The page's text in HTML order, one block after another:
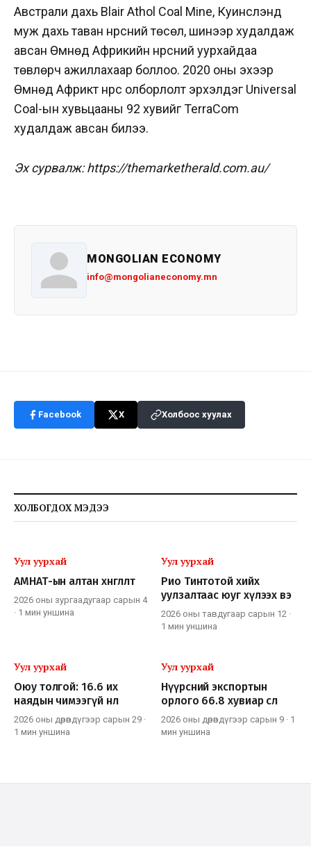
Австрали дахь Blair Athol Coal Mine, Куинслэнд
муж дахь таван нүүрсний төсөл, шинээр худалдаж
авсан Өмнөд Африкийн нүүрсний уурхайдаа
төвлөрч ажиллахаар боллоо. 2020 оны эхээр
Өмнөд Африкт нүүрс олборлолт эрхэлдэг Universal
Coal-ын хувьцааны 92 хувийг TerraCom
худалдаж авсан билээ.
Эх сурвалж: https://themarketherald.com.au/
MONGOLIAN ECONOMY
info@mongolianeconomy.mn
Facebook X Холбоос хуулах
ХОЛБОГДОХ МЭДЭЭ
Уул уурхай
АМНАТ-ын алтан хөнгөлөлт
2026 оны зургаадугаар сарын 4
· 1 мин уншина
Уул уурхай
Рио Тинтотой хийх
уулзалтаас юуг хүлээх вэ
2026 оны тавдугаар сарын 12 ·
1 мин уншина
Уул уурхай
Оюу толгой: 16.6 их
наядын чимээгүй нөлөө
2026 оны дөрөвдүгээр сарын 29 ·
1 мин уншина
Уул уурхай
Нүүрсний экспортын
орлого 66.8 хувиар өслөө
2026 оны дөрөвдүгээр сарын 9 · 1
мин уншина